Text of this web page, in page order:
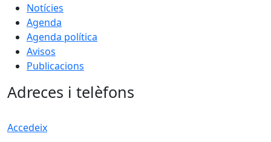
Notícies
Agenda
Agenda política
Avisos
Publicacions
Adreces i telèfons
Accedeix